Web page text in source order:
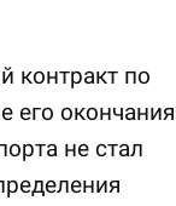
контракт по
его окончания
не стал